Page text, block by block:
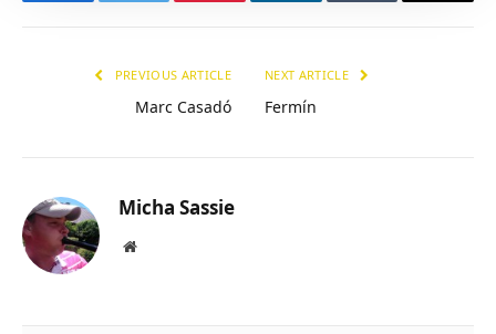
PREVIOUS ARTICLE
Marc Casadó
NEXT ARTICLE
Fermín
Micha Sassie
Website